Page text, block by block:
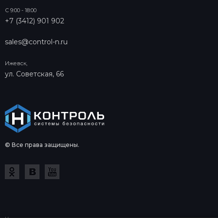
© Все права защищены.
С 9:00 - 18:00
+7 (3412) 901 902
sales@control-n.ru
Ижевск,
ул. Советская, 66